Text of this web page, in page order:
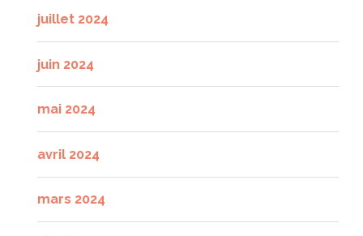
juillet 2024
juin 2024
mai 2024
avril 2024
mars 2024